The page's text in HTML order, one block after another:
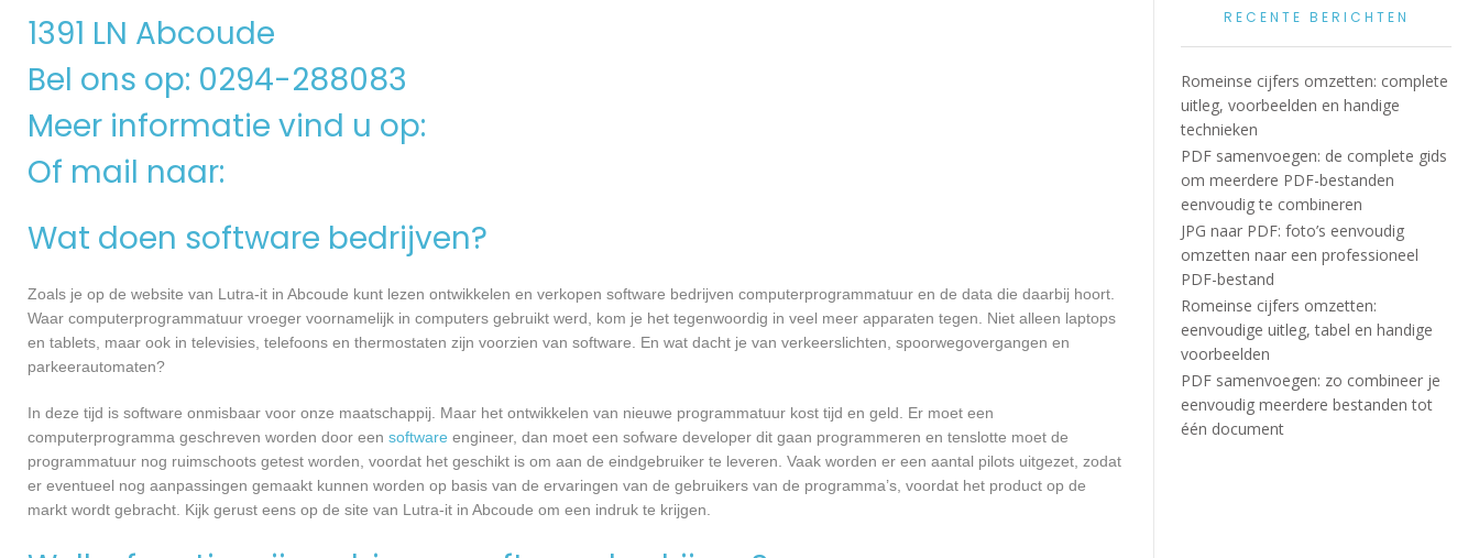
1391 LN Abcoude
Bel ons op: 0294-288083
Meer informatie vind u op:
Of mail naar:
Wat doen software bedrijven?
Zoals je op de website van Lutra-it in Abcoude kunt lezen ontwikkelen en verkopen software bedrijven computerprogrammatuur en de data die daarbij hoort.
Waar computerprogrammatuur vroeger voornamelijk in computers gebruikt werd, kom je het tegenwoordig in veel meer apparaten tegen. Niet alleen laptops
en tablets, maar ook in televisies, telefoons en thermostaten zijn voorzien van software. En wat dacht je van verkeerslichten, spoorwegovergangen en
parkeerautomaten?
In deze tijd is software onmisbaar voor onze maatschappij. Maar het ontwikkelen van nieuwe programmatuur kost tijd en geld. Er moet een
computerprogramma geschreven worden door een software engineer, dan moet een sofware developer dit gaan programmeren en tenslotte moet de
programmatuur nog ruimschoots getest worden, voordat het geschikt is om aan de eindgebruiker te leveren. Vaak worden er een aantal pilots uitgezet, zodat
er eventueel nog aanpassingen gemaakt kunnen worden op basis van de ervaringen van de gebruikers van de programma’s, voordat het product op de
markt wordt gebracht. Kijk gerust eens op de site van Lutra-it in Abcoude om een indruk te krijgen.
RECENTE BERICHTEN
Romeinse cijfers omzetten: complete
uitleg, voorbeelden en handige
technieken
PDF samenvoegen: de complete gids
om meerdere PDF-bestanden
eenvoudig te combineren
JPG naar PDF: foto’s eenvoudig
omzetten naar een professioneel
PDF-bestand
Romeinse cijfers omzetten:
eenvoudige uitleg, tabel en handige
voorbeelden
PDF samenvoegen: zo combineer je
eenvoudig meerdere bestanden tot
één document